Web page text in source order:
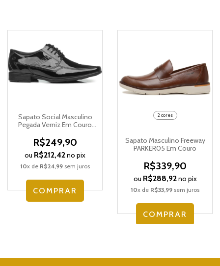
Sapato Social Masculino
Pegada Verniz Em Couro
R$249,90
ou R$212,42no pix
10x de R$24,99 sem juros
COMPRAR
2 cores
Sapato Masculino Freeway
PARKER05 Em Couro
R$339,90
ou R$288,92no pix
10x de R$33,99 sem juros
COMPRAR